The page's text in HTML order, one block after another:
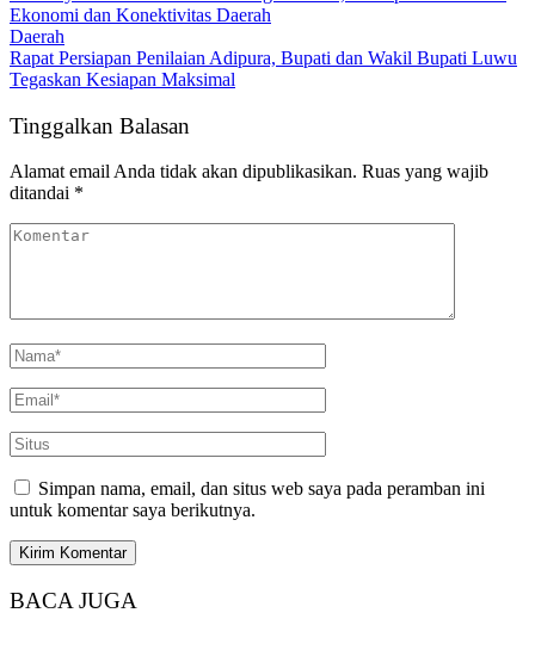
Ekonomi dan Konektivitas Daerah
Daerah
Rapat Persiapan Penilaian Adipura, Bupati dan Wakil Bupati Luwu
Tegaskan Kesiapan Maksimal
Tinggalkan Balasan
Alamat email Anda tidak akan dipublikasikan. Ruas yang wajib
ditandai *
Simpan nama, email, dan situs web saya pada peramban ini
untuk komentar saya berikutnya.
BACA JUGA